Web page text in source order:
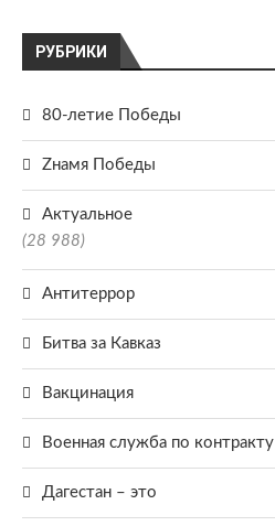
РУБРИКИ
80-летие Победы
Zнамя Победы
Актуальное
(28 988)
Антитеррор
Битва за Кавказ
Вакцинация
Военная служба по контракту
Дагестан – это